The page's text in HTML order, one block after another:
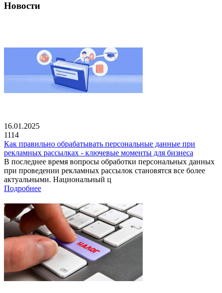
Новости
16.01.2025
1114
Как правильно обрабатывать персональные данные при
рекламных рассылках - ключевые моменты для бизнеса
В последнее время вопросы обработки персональных данных
при проведении рекламных рассылок становятся все более
актуальными. Национальный ц
Подробнее